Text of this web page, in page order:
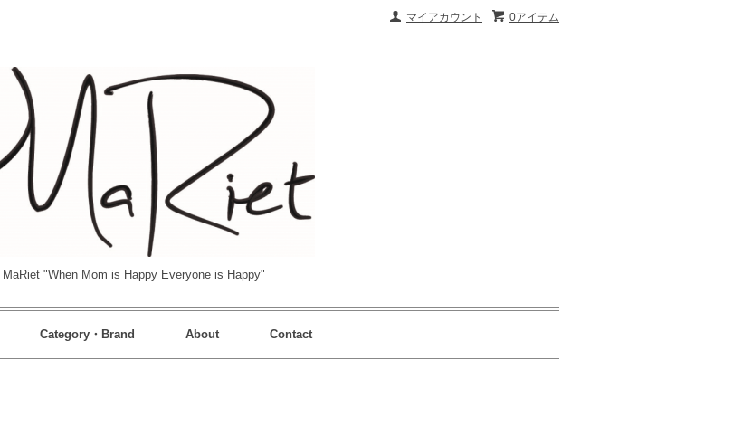
0アイテム
マイアカウント
MaRiet "When Mom is Happy Everyone is Happy"
Category・Brand About Contact